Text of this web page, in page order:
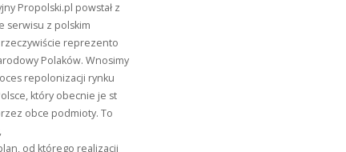
Propolski.pl powstał z
serwisu z polskim
rzeczywiście reprezento
Polaków. Wnosimy
repolonizacji rynku
który obecnie je st
obce podmioty. To
od którego realizacji